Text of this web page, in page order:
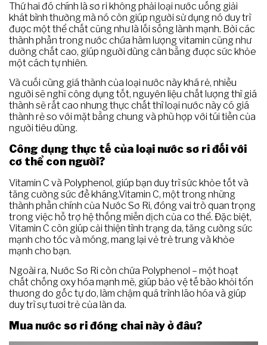
Thứ hai đó chính là sơ ri không phải loại nước uống giải
khát bình thường mà nó còn giúp người sử dụng nó duy trì
được một thể chất cũng như là lối sống lành mạnh. Bởi các
thành phần trong nước chứa hàm lượng vitamin cũng như
dưỡng chất cao, giúp người dùng cân bằng được sức khỏe
một cách tự nhiên.
Và cuối cùng giá thành của loại nước này khá rẻ, nhiều
người sẽ nghĩ công dụng tốt, nguyên liệu chất lượng thì giá
thành sẽ rất cao nhưng thực chất thì loại nước này có giá
thành rẻ so với mặt bằng chung và phù hợp với túi tiền của
người tiêu dùng.
Công dụng thực tế của loại nước sơ ri đối với
cơ thể con người?
Vitamin C và Polyphenol, giúp bạn duy trì sức khỏe tốt và
tăng cường sức đề kháng.Vitamin C, một trong những
thành phần chính của Nước Sơ Ri, đóng vai trò quan trọng
trong việc hỗ trợ hệ thống miễn dịch của cơ thể. Đặc biệt,
Vitamin C còn giúp cải thiện tình trạng da, tăng cường sức
mạnh cho tóc và móng, mang lại vẻ trẻ trung và khỏe
mạnh cho bạn.
Ngoài ra, Nước Sơ Ri còn chứa Polyphenol – một hoạt
chất chống oxy hóa mạnh mẽ, giúp bảo vệ tế bào khỏi tổn
thương do gốc tự do, làm chậm quá trình lão hóa và giúp
duy trì sự tươi trẻ của làn da.
Mua nước sơ ri đóng chai này ở đâu?